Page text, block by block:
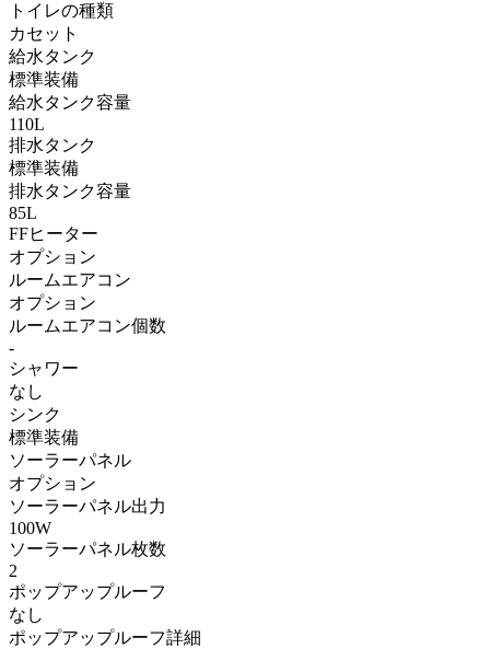
トイレの種類
カセット
給水タンク
標準装備
給水タンク容量
110L
排水タンク
標準装備
排水タンク容量
85L
FFヒーター
オプション
ルームエアコン
オプション
ルームエアコン個数
-
シャワー
なし
シンク
標準装備
ソーラーパネル
オプション
ソーラーパネル出力
100W
ソーラーパネル枚数
2
ポップアップルーフ
なし
ポップアップルーフ詳細